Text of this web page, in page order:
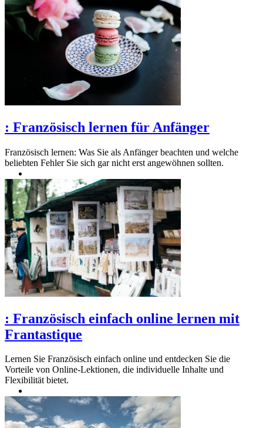
: Französisch lernen für Anfänger
Französisch lernen: Was Sie als Anfänger beachten und welche
beliebten Fehler Sie sich gar nicht erst angewöhnen sollten.
: Französisch einfach online lernen mit
Frantastique
Lernen Sie Französisch einfach online und entdecken Sie die
Vorteile von Online-Lektionen, die individuelle Inhalte und
Flexibilität bietet.